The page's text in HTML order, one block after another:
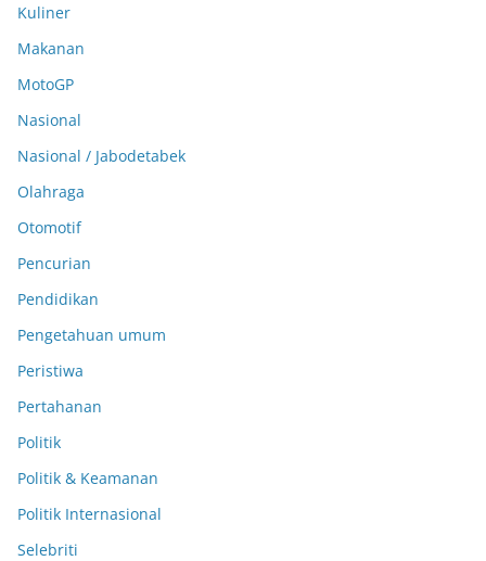
Kuliner
Makanan
MotoGP
Nasional
Nasional / Jabodetabek
Olahraga
Otomotif
Pencurian
Pendidikan
Pengetahuan umum
Peristiwa
Pertahanan
Politik
Politik & Keamanan
Politik Internasional
Selebriti